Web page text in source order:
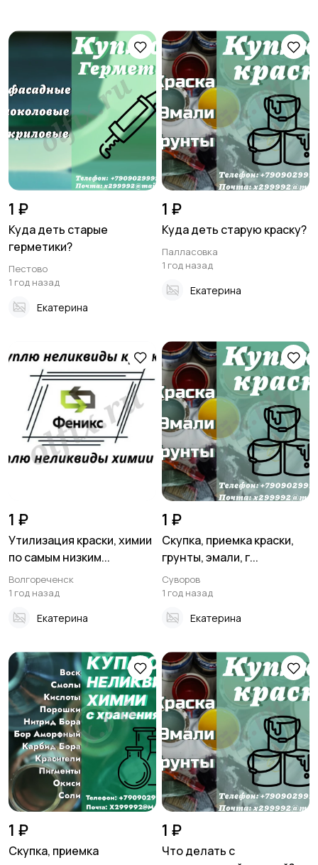
1 ₽
Куда деть старые
герметики?
Пестово
1 год назад
Екатерина
1 ₽
Куда деть старую краску?
Палласовка
1 год назад
Екатерина
1 ₽
Утилизация краски, химии
по самым низким...
Волгореченск
1 год назад
Екатерина
1 ₽
Скупка, приемка краски,
грунты, эмали, г...
Суворов
1 год назад
Екатерина
1 ₽
Скупка, приемка
1 ₽
Что делать с